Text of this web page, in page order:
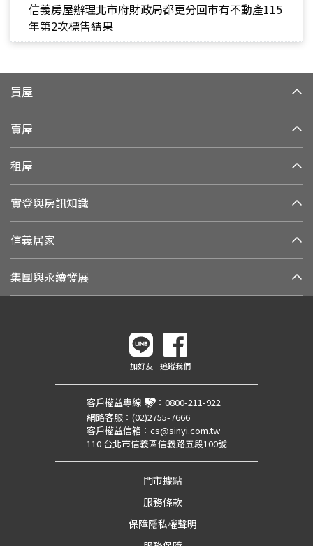
信義房屋辦理北市府財政局都更分回市有不動產115
年第2次標售結果
買屋
賣屋
租屋
實登與房訊知識
信義居家
集團與永續發展
加好友 追蹤我們
客戶權益專線 ： 0800-211-922
網路客服： (02)2755-7666
客戶權益信箱： cs@sinyi.com.tw
110 台北市信義區信義路五段100號
門市據點
服務條款
保障隱私權聲明